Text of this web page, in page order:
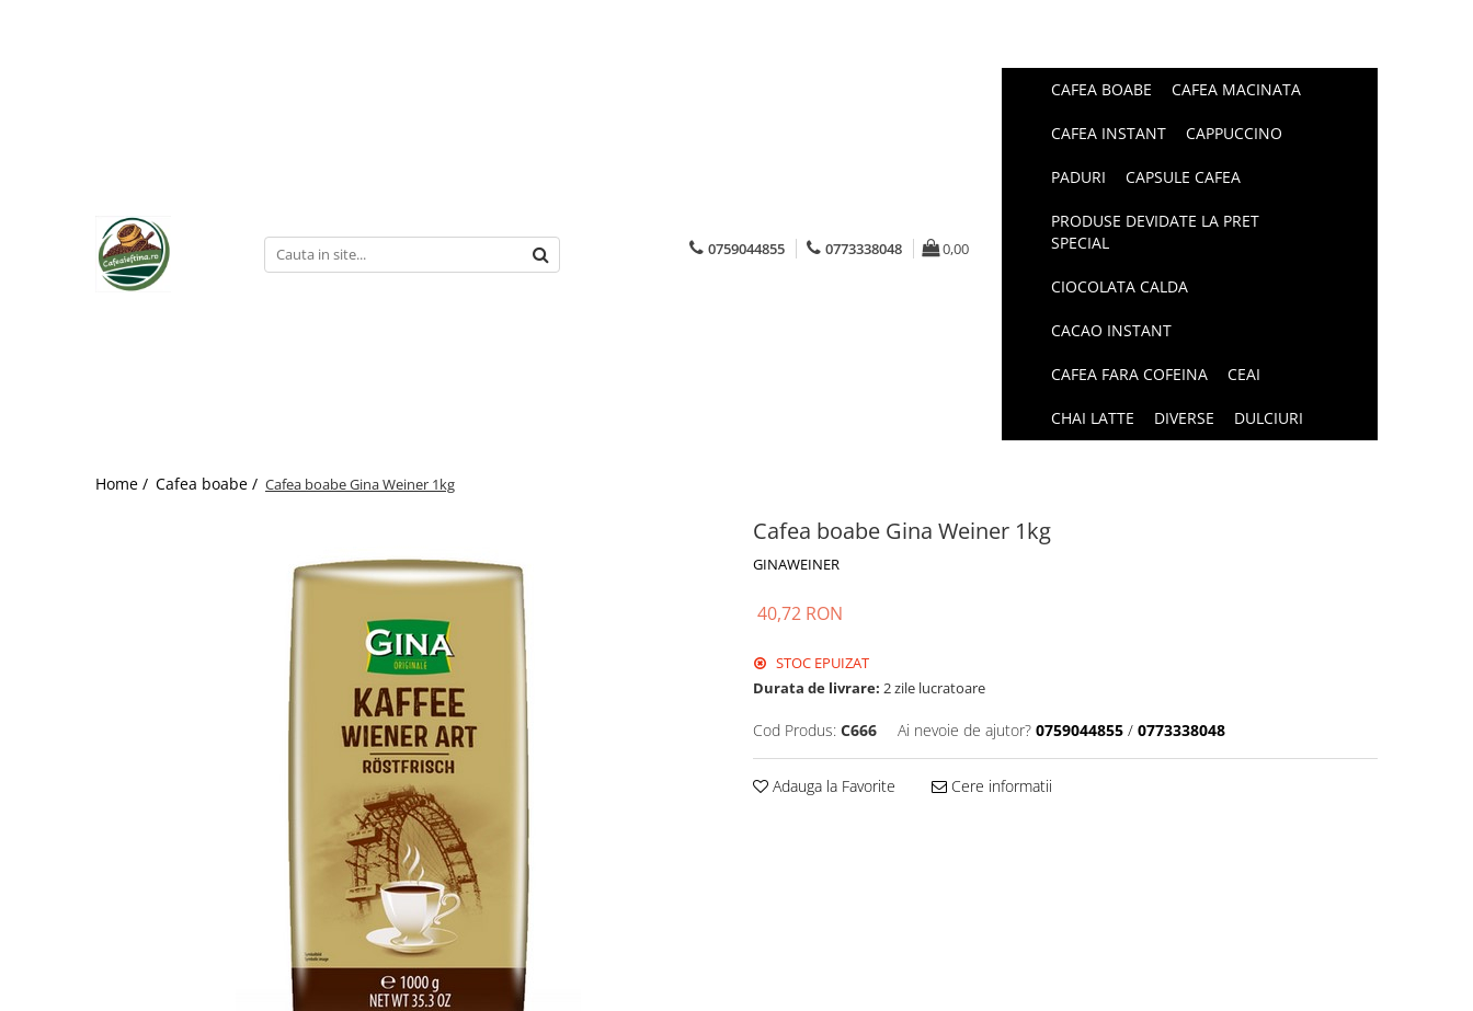
0759044855 0773338048 0,00
CAFEA BOABE CAFEA MACINATA
CAFEA INSTANT CAPPUCCINO
PADURI CAPSULE CAFEA
PRODUSE DEVIDATE LA PRET
SPECIAL
CIOCOLATA CALDA
CACAO INSTANT
CAFEA FARA COFEINA CEAI
CHAI LATTE DIVERSE DULCIURI
Home / Cafea boabe / Cafea boabe Gina Weiner 1kg
Cafea boabe Gina Weiner 1kg
GINAWEINER
40,72 RON
STOC EPUIZAT
Durata de livrare: 2 zile lucratoare
Cod Produs: C666 Ai nevoie de ajutor? 0759044855 / 0773338048
Adauga la Favorite Cere informatii